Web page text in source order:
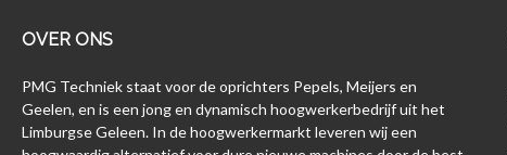
OVER ONS
PMG Techniek staat voor de oprichters Pepels, Meijers en
Geelen, en is een jong en dynamisch hoogwerkerbedrijf uit het
Limburgse Geleen. In de hoogwerkermarkt leveren wij een